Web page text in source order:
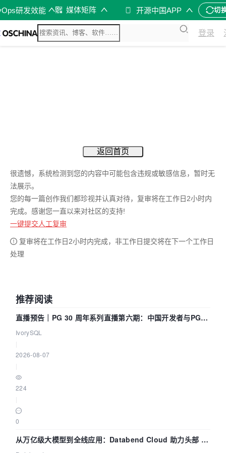
研发效能 媒体矩阵 开源中国APP 切
登录
返回首页
很遗憾，系统检测到您的内容中可能包含违规或敏感信息，暂时无
法展示。
您的每一篇创作我们都珍视并认真对待，复审将在工作日2小时内
完成。感谢您一直以来对社区的支持!
一键提交人工复审
复审将在工作日2小时内完成，非工作日提交将在下一个工作日
处理
推荐阅读
直播预告｜PG 30 周年系列直播第六期：中国开发者与PG内
核——我们改得动吗？我们贡献了什么？
IvorySQL
2026-08-07
224
0
从万亿级大模型到全线应用：Databend Cloud 助力头部 AI